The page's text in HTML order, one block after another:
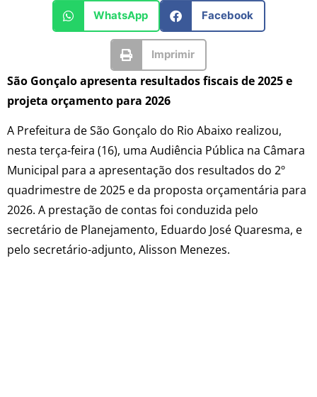
WhatsApp Facebook
Imprimir
São Gonçalo apresenta resultados fiscais de 2025 e
projeta orçamento para 2026
A Prefeitura de São Gonçalo do Rio Abaixo realizou,
nesta terça-feira (16), uma Audiência Pública na Câmara
Municipal para a apresentação dos resultados do 2º
quadrimestre de 2025 e da proposta orçamentária para
2026. A prestação de contas foi conduzida pelo
secretário de Planejamento, Eduardo José Quaresma, e
pelo secretário-adjunto, Alisson Menezes.